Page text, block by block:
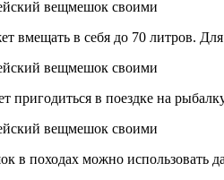
вмещать в себя до 70 литров.
в поездке на
в походах можно использовать